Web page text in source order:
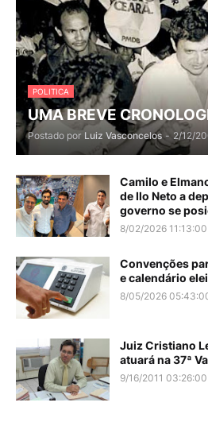
POLITICA
UMA BREVE
Postado por Luiz Vasconcelos - 2/12/
Camilo e
de Ilo Neto a
governo se
8/02/2026
Convenções
e calendário
8/05/2026
Juiz Cristiano
atuará na 37ª
9/16/2011